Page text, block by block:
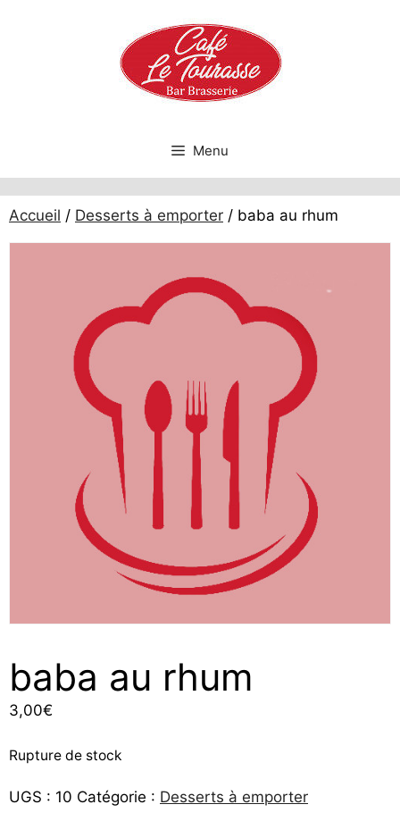
Menu
Accueil / Desserts à emporter / baba au rhum
baba au rhum
3,00€
Rupture de stock
UGS : 10 Catégorie : Desserts à emporter